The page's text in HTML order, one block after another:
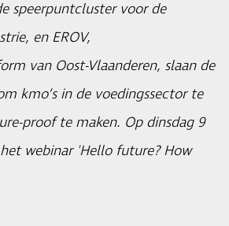
speerpuntcluster voor de
en EROV,
van Oost-Vlaanderen, slaan de
kmo’s in de voedingssector te
proof te maken. Op dinsdag 9
webinar 'Hello future? How